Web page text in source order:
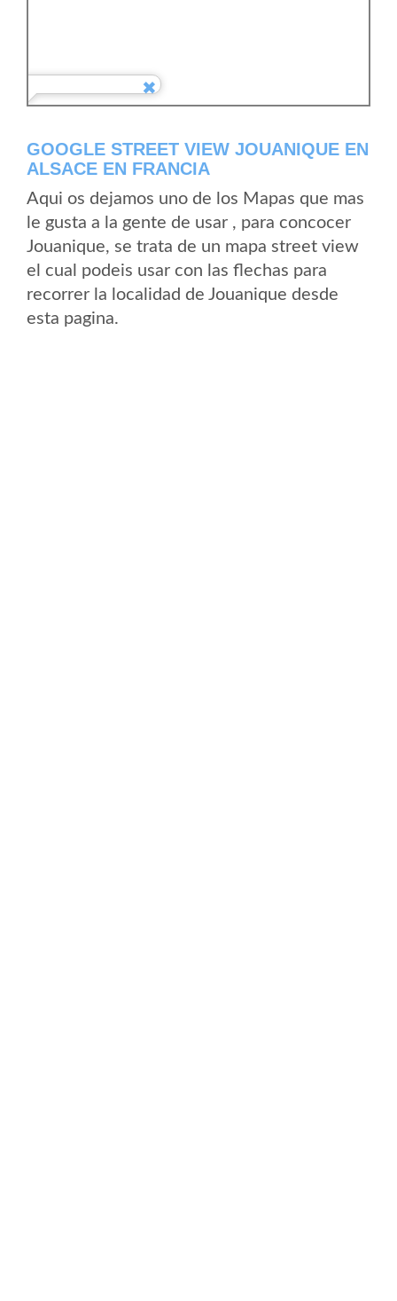
GOOGLE STREET VIEW JOUANIQUE EN
ALSACE EN FRANCIA
Aqui os dejamos uno de los Mapas que mas
le gusta a la gente de usar , para concocer
Jouanique, se trata de un mapa street view
el cual podeis usar con las flechas para
recorrer la localidad de Jouanique desde
esta pagina.